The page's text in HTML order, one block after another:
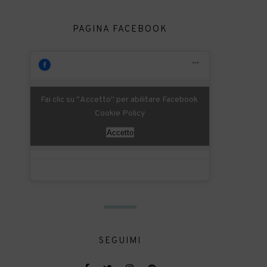
PAGINA FACEBOOK
Fai clic su "Accetto" per abilitare Facebook
Cookie Policy
Accetto
SEGUIMI